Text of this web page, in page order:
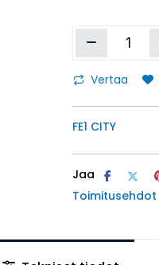
Vertaa
FE1 CITY
Jaa
Toimitusehdot